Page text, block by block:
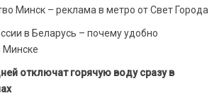
Минск – реклама в метро от Свет Города
в Беларусь – почему удобно
Минске
отключат горячую воду сразу в